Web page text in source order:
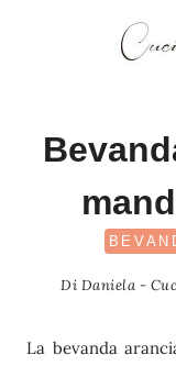
Di Daniela -
La bevanda